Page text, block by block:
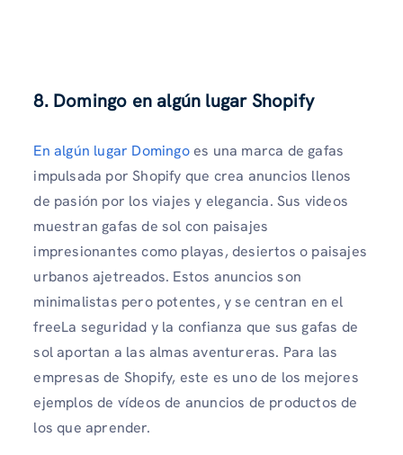
8. Domingo en algún lugar Shopify
En algún lugar Domingoes una marca de gafas
impulsada por Shopify que crea anuncios llenos
de pasión por los viajes y elegancia. Sus videos
muestran gafas de sol con paisajes
impresionantes como playas, desiertos o paisajes
urbanos ajetreados. Estos anuncios son
minimalistas pero potentes, y se centran en el
freeLa seguridad y la confianza que sus gafas de
sol aportan a las almas aventureras. Para las
empresas de Shopify, este es uno de los mejores
ejemplos de vídeos de anuncios de productos de
los que aprender.